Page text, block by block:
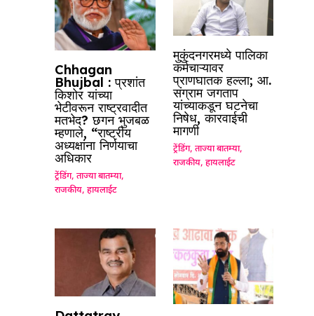
Chhagan
Bhujbal : प्रशांत
किशोर यांच्या
भेटीवरून राष्ट्रवादीत
मतभेद? छगन भुजबळ
म्हणाले, “राष्ट्रीय
अध्यक्षांना निर्णयाचा
अधिकार
ट्रेंडिंग,ताज्या बातम्या,
राजकीय,हायलाईट
मुकुंदनगरमध्ये पालिका
कर्मचाऱ्यावर
प्राणघातक हल्ला; आ.
संग्राम जगताप
यांच्याकडून घटनेचा
निषेध, कारवाईची
मागणी
ट्रेंडिंग, ताज्या बातम्या,
राजकीय, हायलाईट